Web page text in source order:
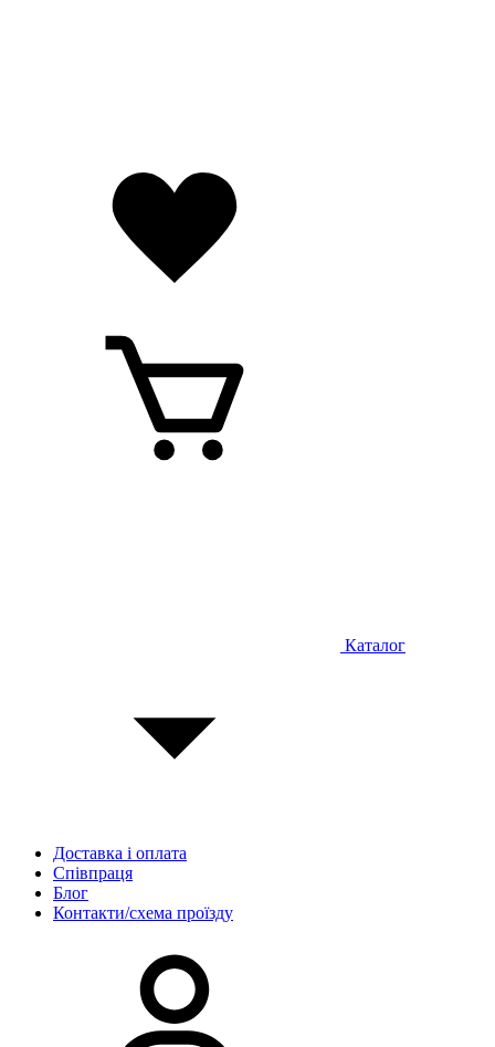
Каталог
Доставка і оплата
Співпраця
Блог
Контакти/схема проїзду